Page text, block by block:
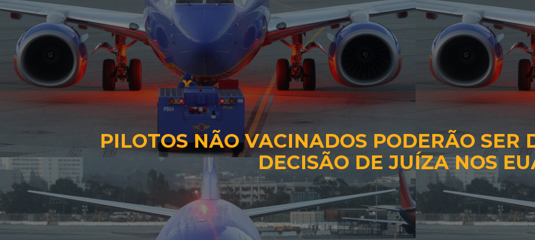
PILOTOS NÃO VACINADOS PODERÃO SER
DECISÃO DE JUÍZA NOS